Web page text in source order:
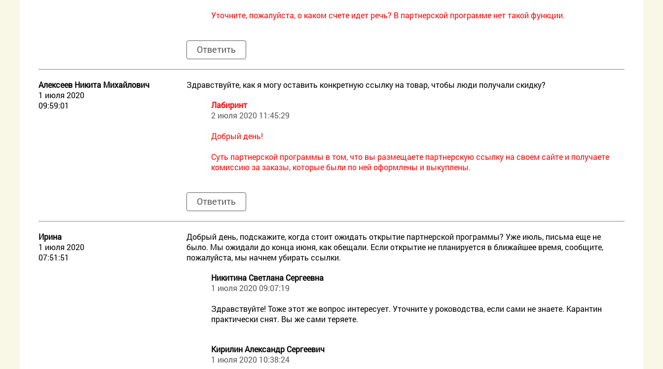
Уточните, пожалуйста, о каком счете идет речь? В партнерской программе нет такой функции.
Ответить
Алексеев Никита Михайлович
1 июля 2020
09:59:01
Здравствуйте, как я могу оставить конкретную ссылку на товар, чтобы люди получали скидку?
Лабиринт
2 июля 2020 11:45:29
Добрый день!
Суть партнерской программы в том, что вы размещаете партнерскую ссылку на своем сайте и получаете
комиссию за заказы, которые были по ней оформлены и выкуплены.
Ответить
Ирина
1 июля 2020
07:51:51
Добрый день, подскажите, когда стоит ожидать открытие партнерской программы? Уже июль, письма еще не
было. Мы ожидали до конца июня, как обещали. Если открытие не планируется в ближайшее время, сообщите,
пожалуйста, мы начнем убирать ссылки.
Никитина Светлана Сергеевна
1 июля 2020 09:07:19
Здравствуйте! Тоже этот же вопрос интересует. Уточните у роководства, если сами не знаете. Карантин
практически снят. Вы же сами теряете.
Кирилин Александр Сергеевич
1 июля 2020 10:38:24